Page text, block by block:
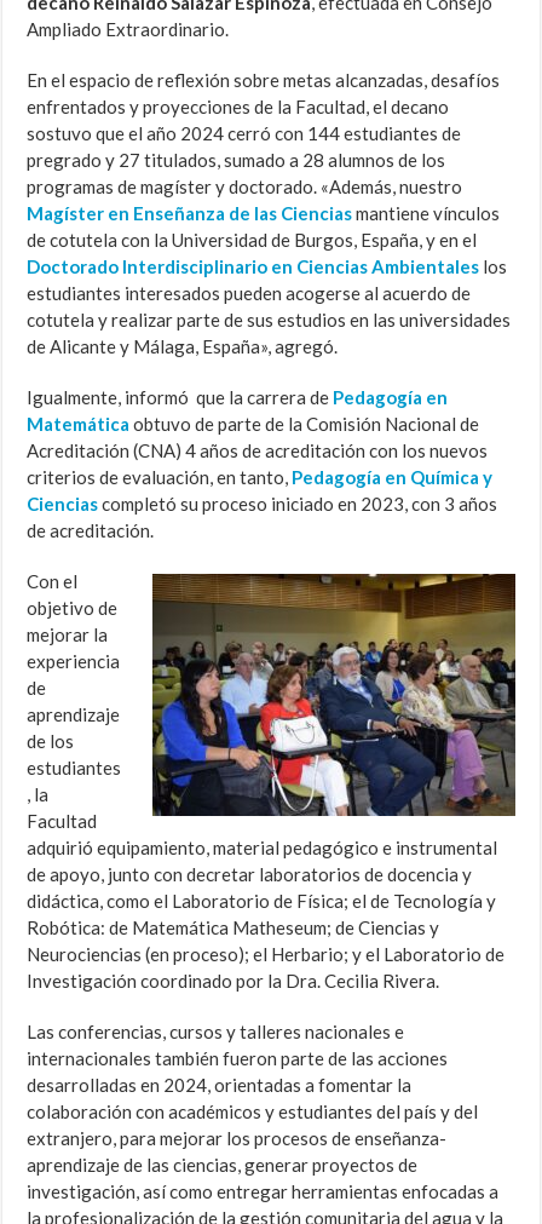
Ampliado Extraordinario.
En el espacio de reflexión sobre metas alcanzadas, desafíos
enfrentados y proyecciones de la Facultad, el decano
sostuvo que el año 2024 cerró con 144 estudiantes de
pregrado y 27 titulados, sumado a 28 alumnos de los
programas de magíster y doctorado. «Además, nuestro
Magíster en Enseñanza de las Cienciasmantiene vínculos
de cotutela con la Universidad de Burgos, España, y en el
Doctorado Interdisciplinario en Ciencias Ambientales los
estudiantes interesados pueden acogerse al acuerdo de
cotutela y realizar parte de sus estudios en las universidades
de Alicante y Málaga, España», agregó.
Igualmente, informó que la carrera de Pedagogía en
Matemática obtuvo de parte de la Comisión Nacional de
Acreditación (CNA) 4 años de acreditación con los nuevos
criterios de evaluación, en tanto, Pedagogía en Química y
Cienciascompletó su proceso iniciado en 2023, con 3 años
de acreditación.
Con el
objetivo de
mejorar la
experiencia
de
aprendizaje
de los
estudiantes
, la
Facultad
adquirió equipamiento, material pedagógico e instrumental
de apoyo, junto con decretar laboratorios de docencia y
didáctica, como el Laboratorio de Física; el de Tecnología y
Robótica: de Matemática Matheseum; de Ciencias y
Neurociencias (en proceso); el Herbario; y el Laboratorio de
Investigación coordinado por la Dra. Cecilia Rivera.
Las conferencias, cursos y talleres nacionales e
internacionales también fueron parte de las acciones
desarrolladas en 2024, orientadas a fomentar la
colaboración con académicos y estudiantes del país y del
extranjero, para mejorar los procesos de enseñanza-
aprendizaje de las ciencias, generar proyectos de
investigación, así como entregar herramientas enfocadas a
la profesionalización de la gestión comunitaria del agua y la